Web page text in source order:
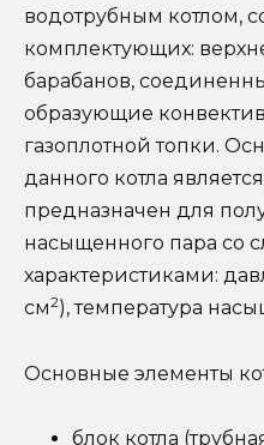
водотрубным котлом,
комплектующих:
барабанов,
образующие
газоплотной топки.
данного котла
предназначен для
насыщенного пара со
характеристиками:
см2), температура
Основные элементы
блок котла